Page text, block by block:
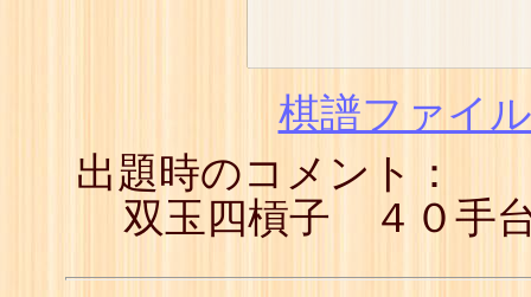
棋譜ファイ
出題時のコメント：
双玉四槓子 ４０手